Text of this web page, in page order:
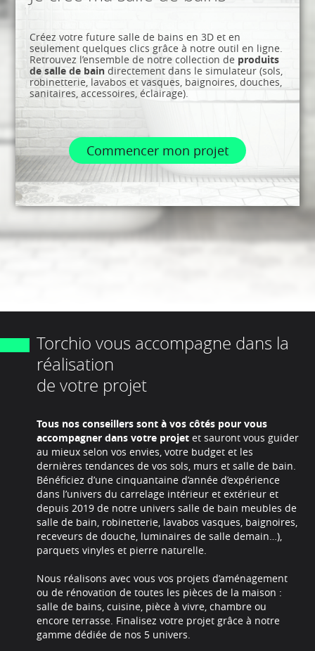
Créez votre future salle de bains en 3D et en
seulement quelques clics grâce à notre outil en ligne.
Retrouvez l’ensemble de notre collection de produits
de salle de bain directement dans le simulateur (sols,
robinetterie, lavabos et vasques, baignoires, douches,
sanitaires, accessoires, éclairage).
Commencer mon projet
Torchio vous accompagne dans la
réalisation
de votre projet
Tous nos conseillers sont à vos côtés pour vous
accompagner dans votre projet et sauront vous guider
au mieux selon vos envies, votre budget et les
dernières tendances de vos sols, murs et salle de bain.
Bénéficiez d’une cinquantaine d’année d’expérience
dans l’univers du carrelage intérieur et extérieur et
depuis 2019 de notre univers salle de bain meubles de
salle de bain, robinetterie, lavabos vasques, baignoires,
receveurs de douche, luminaires de salle demain…),
parquets vinyles et pierre naturelle.
Nous réalisons avec vous vos projets d’aménagement
ou de rénovation de toutes les pièces de la maison :
salle de bains, cuisine, pièce à vivre, chambre ou
encore terrasse. Finalisez votre projet grâce à notre
gamme dédiée de nos 5 univers.